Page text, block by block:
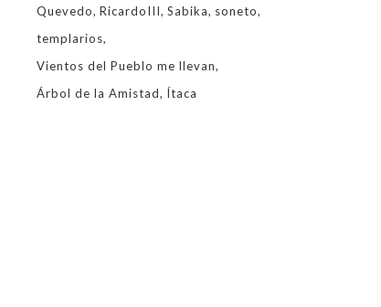
Quevedo RicardoIII Sabika
soneto
templarios
Vientos del Pueblo me llevan
Árbol de la Amistad
Ítaca